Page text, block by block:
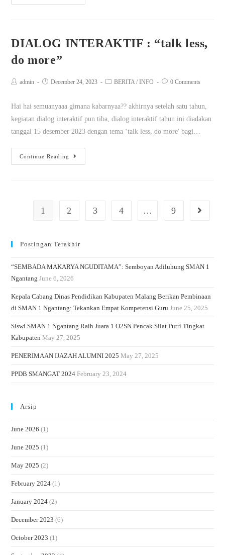
DIALOG INTERAKTIF : “talk less,
do more”
admin December 24, 2023 BERITA / INFO 0 Comments
Hai hai semuanyaaa gimana kabarnyaa?? akhirnya setelah satu tahun,
kegiatan dialog interaktif pun tiba, dialog interaktif tahun ini diadakan
tanggal 15 desember 2023 dengan tema ‘talk less, do more' bagi…
Continue Reading
1 2 3 4 … 9
Postingan Terakhir
“SEMBADA MAKARYA NGUDITAMA”: Semboyan Adiluhung SMAN 1
Ngantang June 6, 2026
Kepala Cabang Dinas Pendidikan Kabupaten Malang Berikan Pembinaan
di SMAN 1 Ngantang: Tekankan Empat Kompetensi Guru June 25, 2025
Siswi SMAN 1 Ngantang Raih Juara 1 O2SN Pencak Silat Putri Tingkat
Kabupaten May 27, 2025
PENERIMAAN IJAZAH ALUMNI 2025 May 27, 2025
PPDB SMANGAT 2024 February 23, 2024
Arsip
June 2026 (1)
June 2025 (1)
May 2025 (2)
February 2024 (1)
January 2024 (2)
December 2023 (6)
October 2023 (1)